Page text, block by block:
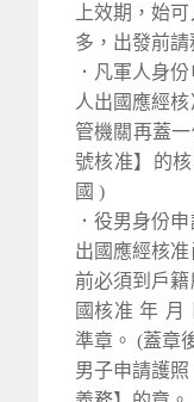
上效期，始
多，出發前
．凡軍人身
人出國應經
管機關再蓋
號核准】的
國 )
．役男身份
出國應經核
前必須到戶
國核准 年 月
準章。 (蓋章
男子申請護